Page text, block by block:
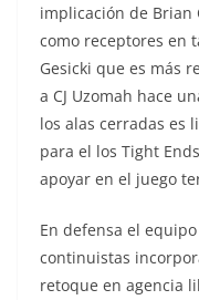
implicación de Brian
como receptores en
Gesicki que es más
a CJ Uzomah hace
los alas cerradas es
para el los Tight
apoyar en el juego
En defensa el
continuistas
retoque en agencia